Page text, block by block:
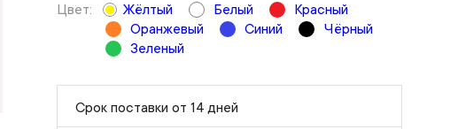
Цвет: Жёлтый Белый
Красный
Оранжевый
Синий
Чёрный
Зеленый
Срок поставки от 14 дней